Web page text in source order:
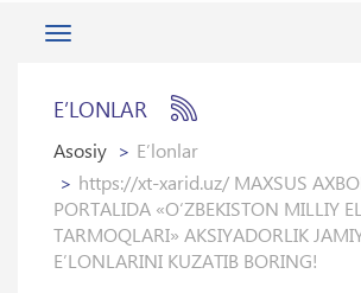
Toggle
E’LONLAR
Asosiy
E’lonlar
https://xt-xarid.uz/ MAXSUS
PORTALIDA «O‘ZBEKISTON MILLIY
TARMOQLARI» AKSIYADORLIK
EʼLONLARINI KUZATIB BORING!